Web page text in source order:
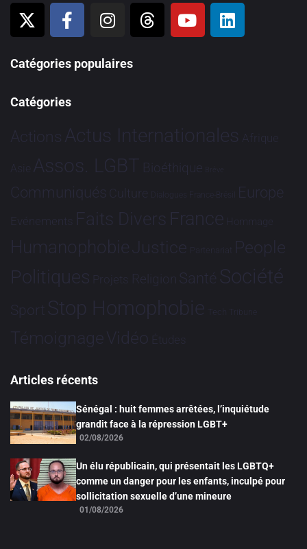
Catégories populaires
Catégories
Actions Actus Internationales Afrique
Asie Assos. LGBT Bioéthique Brève
Communiqués Culture Dialogues France-Brésil Europe
Evénements Faits Divers France Hommage
HumanophobieJustice Partenariat People
Politiques Projets Religion Santé Société
Sport Stop Homophobie Tech Tribune
TémoignageVidéo Études
Articles récents
Sénégal : huit femmes arrêtées, l’inquiétude
grandit face à la répression LGBT+
02/08/2026
Un élu républicain, qui présentait les LGBTQ+
comme un danger pour les enfants, inculpé pour
sollicitation sexuelle d’une mineure
01/08/2026